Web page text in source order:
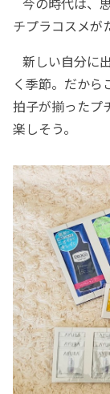
チプラコスメが
新しい自分に
く季節。だから
拍子が揃ったプ
楽しそう。